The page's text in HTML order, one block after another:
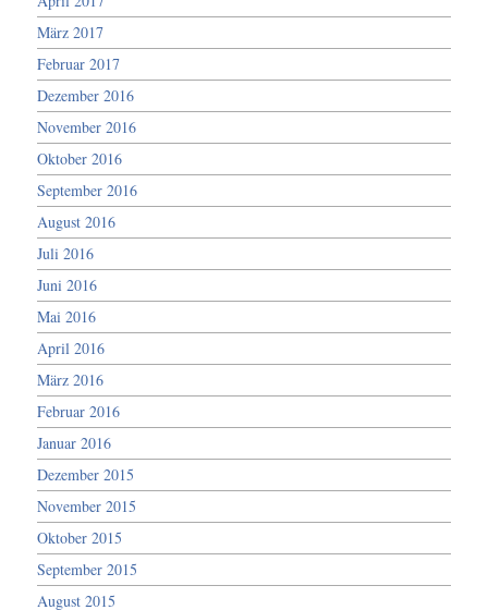
März 2017
Februar 2017
Dezember 2016
November 2016
Oktober 2016
September 2016
August 2016
Juli 2016
Juni 2016
Mai 2016
April 2016
März 2016
Februar 2016
Januar 2016
Dezember 2015
November 2015
Oktober 2015
September 2015
August 2015